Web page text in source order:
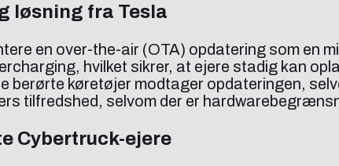
løsning fra Tesla
en over-the-air (OTA) opdatering som en
hvilket sikrer, at ejere stadig kan
berørte køretøjer modtager opdateringen,
tilfredshed, selvom der er
Cybertruck-ejere